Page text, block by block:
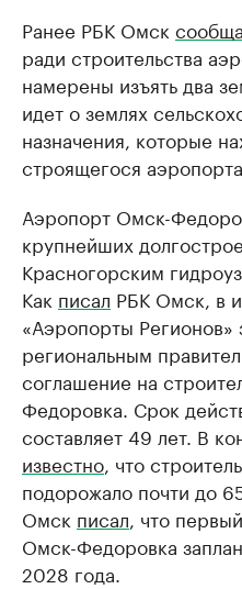
Ранее РБК Омск
ради строительства
намерены изъять два
идет о землях
назначения, которые
строящегося
Аэропорт Омск-
крупнейших
Красногорским
Как писал РБК Омск, в
«Аэропорты Регионов»
региональным
соглашение на
Федоровка. Срок
составляет 49 лет. В
известно, что
подорожало почти до
Омск писал, что
Омск-Федоровка
2028 года.